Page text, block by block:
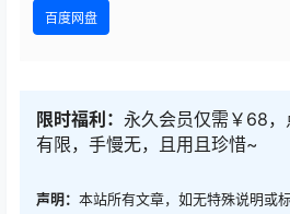
百度网盘
限时福利： 永久会员仅需￥68，
有限，手慢无，且用且珍惜~
声明： 本站所有文章，如无特殊说明或